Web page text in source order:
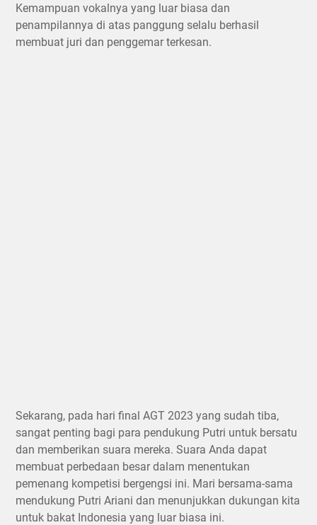
Kemampuan vokalnya yang luar biasa dan
penampilannya di atas panggung selalu berhasil
membuat juri dan penggemar terkesan.
Sekarang, pada hari final AGT 2023 yang sudah tiba,
sangat penting bagi para pendukung Putri untuk bersatu
dan memberikan suara mereka. Suara Anda dapat
membuat perbedaan besar dalam menentukan
pemenang kompetisi bergengsi ini. Mari bersama-sama
mendukung Putri Ariani dan menunjukkan dukungan kita
untuk bakat Indonesia yang luar biasa ini.